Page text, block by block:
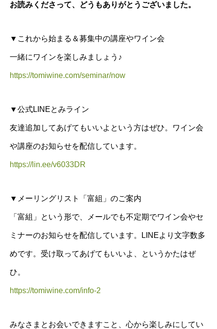
お読みくださって、どうもありがとうございました。
▼これから始まる＆募集中の講座やワイン会
一緒にワインを楽しみましょう♪
https://tomiwine.com/seminar/now
▼公式LINEとみライン
友達追加してあげてもいいよという方はぜひ。ワイン会
や講座のお知らせを配信しています。
https://lin.ee/v6033DR
▼メーリングリスト「富組」のご案内
「富組」という形で、メールでも不定期でワイン会やセ
ミナーのお知らせを配信しています。LINEより文字数多
めです。受け取ってあげてもいいよ、というかたはぜ
ひ。
https://tomiwine.com/info-2
みなさまとお会いできますこと、心から楽しみにしてい